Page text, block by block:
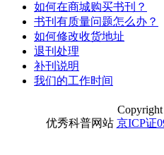
如何在商城购买书刊？
书刊有质量问题怎么办？
如何修改收货地址
退刊处理
补刊说明
我们的工作时间
Copyright
优秀科普网站 京ICP证